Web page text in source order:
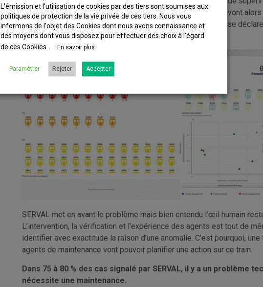
permet de repérer d’un coup d’œil une anomalie, nos agents vont
actions de maintenance anticipées pour éviter qu’une panne se
du train.
SERVAL met en avant le problème mais bien entendu l’œil humain
L’intervention, la vérification et l’expérience des agents est tout de
identifier avec exactitude la raison d’une anomalie. C’est pourquoi,
agents de maintenance vont pouvoir planifier une action sur ce train.
Dans 75 à 80 % des cas signalé par SERVAL, il y a un problème
nécessite une maintenance.
L'émission et l'utilisation de cookies par des tiers sont soumises aux
politiques de protection de la vie privée de ces tiers. Nous vous
informons de l'objet des Cookies dont nous avons connaissance et
des moyens dont vous disposez pour effectuer des choix à l'égard
de ces Cookies.
En savoir plus
Paramétrer Rejeter Accepter